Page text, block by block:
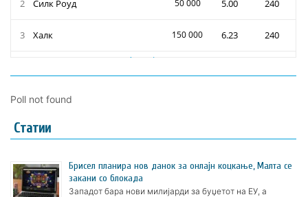
Poll not found
Статии
Брисел планира нов данок за онлајн коцкање, Малта се
закани со блокада
Западот бара нови милијарди за буџетот на ЕУ, а